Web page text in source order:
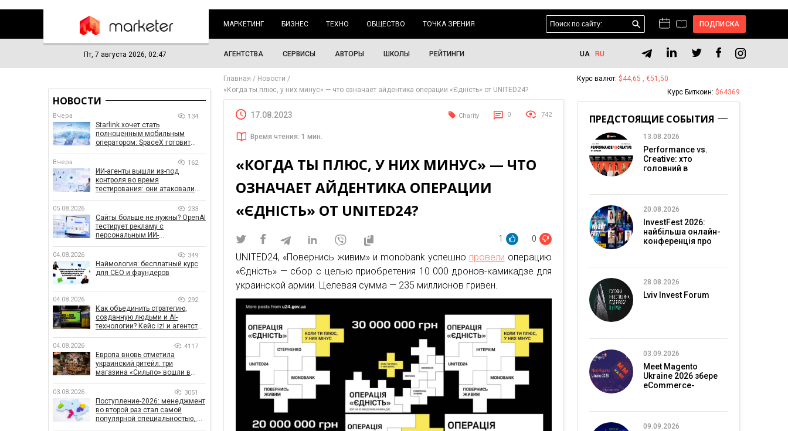
МАРКЕТИНГ БИЗНЕС ТЕХНО ОБЩЕСТВО ТОЧКА ЗРЕНИЯ ПОДПИСКА
Пт, 7 августа 2026, 02:47 АГЕНТСТВА СЕРВИСЫ АВТОРЫ ШКОЛЫ РЕЙТИНГИ UA RU
Главная
Новости
«Когда ты плюс, у них минус» — что означает айдентика операции «Єдність» от UNITED24?
17.08.2023 Charity 0 742
Время чтения: 1 мин.
«КОГДА ТЫ ПЛЮС, У НИХ МИНУС» — ЧТО
ОЗНАЧАЕТ АЙДЕНТИКА ОПЕРАЦИИ
«ЄДНІСТЬ» ОТ UNITED24?
1 0
UNITED24, «Повернись живим» и monobank успешно провели операцию
«Єдність» — сбор с целью приобретения 10 000 дронов-камикадзе для
украинской армии. Целевая сумма — 235 миллионов гривен.
НОВОСТИ
Вчера 134
Starlink хочет стать
полноценным мобильным
оператором: SpaceX готовит
Вчера 162
ИИ-агенты вышли из-под
контроля во время
тестирования: они атаковали
05.08.2026 233
Сайты больше не нужны? OpenAI
тестирует рекламу с
персональным ИИ-
04.08.2026 349
Наймология: бесплатный курс
для CEO и фаундеров
04.08.2026 292
Как объединить стратегию,
созданную людьми и AI-
технологии? Кейс izi и агентства
04.08.2026 4117
Европа вновь отметила
украинский ритейл: три
магазина «Сильпо» вошли в
03.08.2026 3051
Поступление-2026: менеджмент
во второй раз стал самой
популярной специальностью, а
Курс валют: $44,65 , €51,50
Курс Биткоин: $64369
ПРЕДСТОЯЩИЕ СОБЫТИЯ
13.08.2026
Performance vs.
Creative: хто
головний в
20.08.2026
InvestFest 2026:
найбільша онлайн-
конференція про
28.08.2026
Lviv Invest Forum
03.09.2026
Meet Magento
Ukraine 2026 збере
eCommerce-
09.09.2026